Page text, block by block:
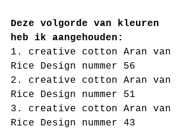
Deze volgorde van kleuren
heb ik aangehouden:
1. creative cotton Aran van
Rice Design nummer 56
2. creative cotton Aran van
Rice Design nummer 51
3. creative cotton Aran van
Rice Design nummer 43